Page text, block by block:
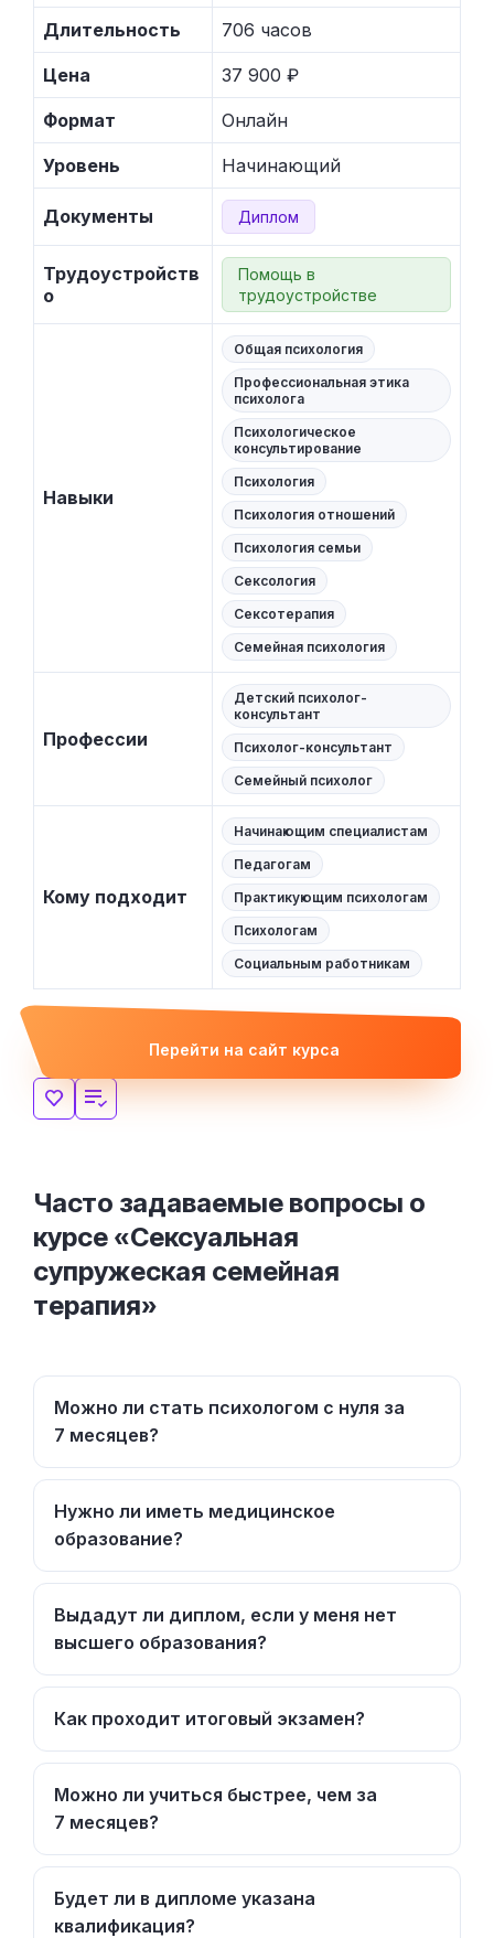
Длительность 706 часов
Цена 37 900 ₽
Формат Онлайн
Уровень Начинающий
Документы Диплом
Трудоустройств
о
Помощь в
трудоустройстве
Навыки
Общая психология
Профессиональная этика
психолога
Психологическое
консультирование
Психология
Психология отношений
Психология семьи
Сексология
Сексотерапия
Семейная психология
Профессии
Детский психолог-
консультант
Психолог-консультант
Семейный психолог
Кому подходит
Начинающим специалистам
Педагогам
Практикующим психологам
Психологам
Социальным работникам
Перейти на сайт курса
Часто задаваемые вопросы о
курсе «Сексуальная
супружеская семейная
терапия»
Можно ли стать психологом с нуля за
7 месяцев?
Нужно ли иметь медицинское
образование?
Выдадут ли диплом, если у меня нет
высшего образования?
Как проходит итоговый экзамен?
Можно ли учиться быстрее, чем за
7 месяцев?
Будет ли в дипломе указана
квалификация?